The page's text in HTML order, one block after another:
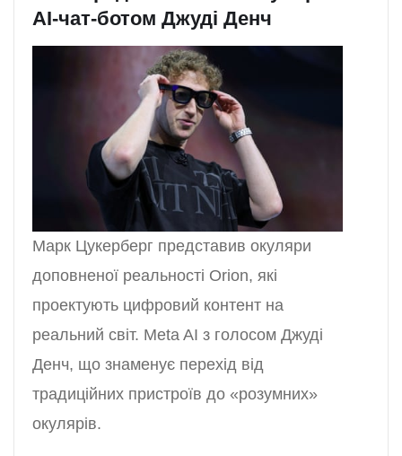
AI-чат-ботом Джуді Денч
Марк Цукерберг представив окуляри
доповненої реальності Orion, які
проектують цифровий контент на
реальний світ. Meta AI з голосом Джуді
Денч, що знаменує перехід від
традиційних пристроїв до «розумних»
окулярів.